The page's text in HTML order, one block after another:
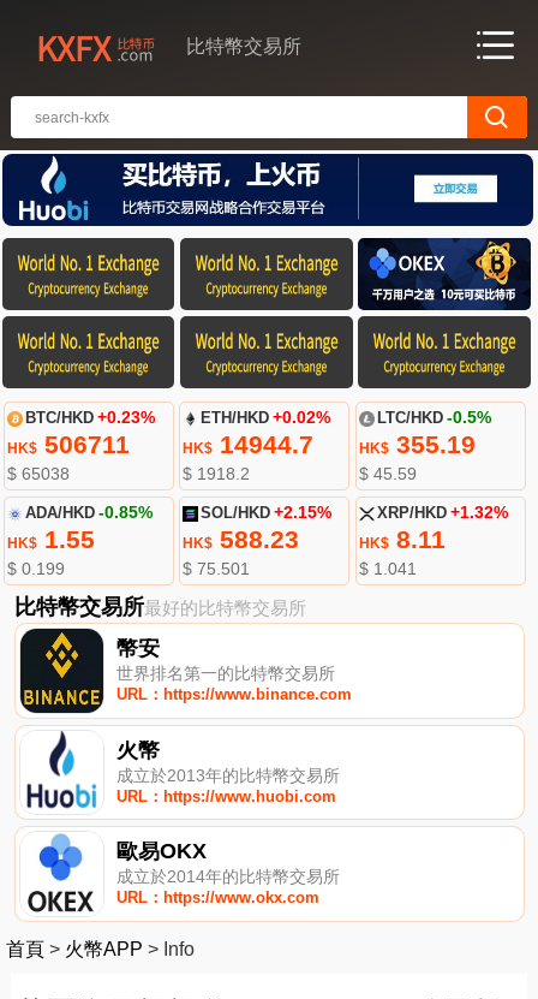
比特幣交易所
BTC/HKD +0.23%
HK$506711
$ 65038
ETH/HKD +0.02%
HK$ 14944.7
$ 1918.2
LTC/HKD -0.5%
HK$355.19
$ 45.59
ADA/HKD -0.85%
HK$1.55
$ 0.199
SOL/HKD +2.15%
HK$ 588.23
$ 75.501
XRP/HKD +1.32%
HK$8.11
$ 1.041
比特幣交易所最好的比特幣交易所
幣安
世界排名第一的比特幣交易所
URL：https://www.binance.com
火幣
成立於2013年的比特幣交易所
URL：https://www.huobi.com
歐易OKX
成立於2014年的比特幣交易所
URL：https://www.okx.com
首頁 > 火幣APP > Info